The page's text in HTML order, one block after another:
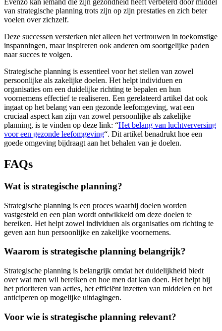
Evenzo kan iemand die zijn gezondheid heeft verbeterd door middel
van strategische planning trots zijn op zijn prestaties en zich beter
voelen over zichzelf.
Deze successen versterken niet alleen het vertrouwen in toekomstige
inspanningen, maar inspireren ook anderen om soortgelijke paden
naar succes te volgen.
Strategische planning is essentieel voor het stellen van zowel
persoonlijke als zakelijke doelen. Het helpt individuen en
organisaties om een duidelijke richting te bepalen en hun
voornemens effectief te realiseren. Een gerelateerd artikel dat ook
ingaat op het belang van een gezonde leefomgeving, wat een
cruciaal aspect kan zijn van zowel persoonlijke als zakelijke
planning, is te vinden op deze link: “Het belang van luchtverversing
voor een gezonde leefomgeving“. Dit artikel benadrukt hoe een
goede omgeving bijdraagt aan het behalen van je doelen.
FAQs
Wat is strategische planning?
Strategische planning is een proces waarbij doelen worden
vastgesteld en een plan wordt ontwikkeld om deze doelen te
bereiken. Het helpt zowel individuen als organisaties om richting te
geven aan hun persoonlijke en zakelijke voornemens.
Waarom is strategische planning belangrijk?
Strategische planning is belangrijk omdat het duidelijkheid biedt
over wat men wil bereiken en hoe men dat kan doen. Het helpt bij
het prioriteren van acties, het efficiënt inzetten van middelen en het
anticiperen op mogelijke uitdagingen.
Voor wie is strategische planning relevant?